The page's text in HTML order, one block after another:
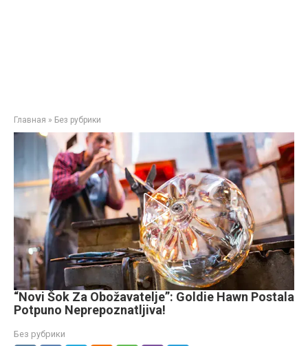
Главная » Без рубрики
“Novi Šok Za Obožavatelje”: Goldie Hawn Postala
Potpuno Neprepoznatljiva!
Без рубрики